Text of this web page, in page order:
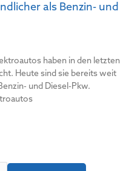
als Benzin- und
haben in den letzten
Heute sind sie bereits weit
und Diesel-Pkw.